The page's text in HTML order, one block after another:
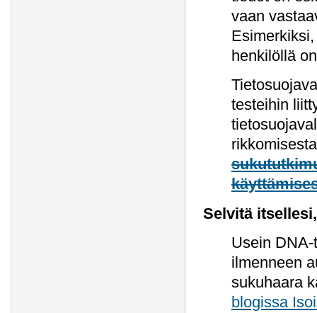
vaan
henkilöllä
testeihin
Selvitä
Usein
ilmenneen
sukuhaara
blogissa